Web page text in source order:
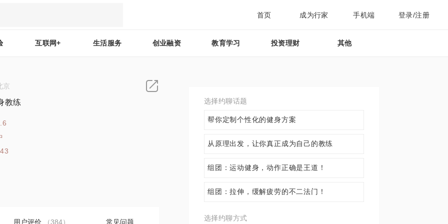
首页 成为行家 手机端 登录/注册
互联网+ 生活服务 创业融资 教育学习 投资理财 其他
京
教练
用户评价 （384） 常见问题
选择约聊话题
帮你定制个性化的健身方案
从原理出发，让你真正成为自己的教练
组团：运动健身，动作正确是王道！
组团：拉伸，缓解疲劳的不二法门！
选择约聊方式